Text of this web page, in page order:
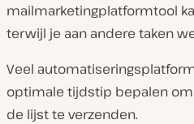
mailmarketingplatformtool
terwijl je aan andere taken
Veel
optimale tijdstip bepalen om
de lijst te verzenden.